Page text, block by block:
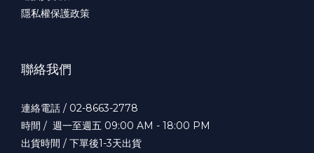
隱私權保護政策
聯絡我們
連絡電話 / 02-8663-2778
時間 / 週一至週五 09:00 AM - 18:00 PM
出貨時間 / 下單後1-3天出貨